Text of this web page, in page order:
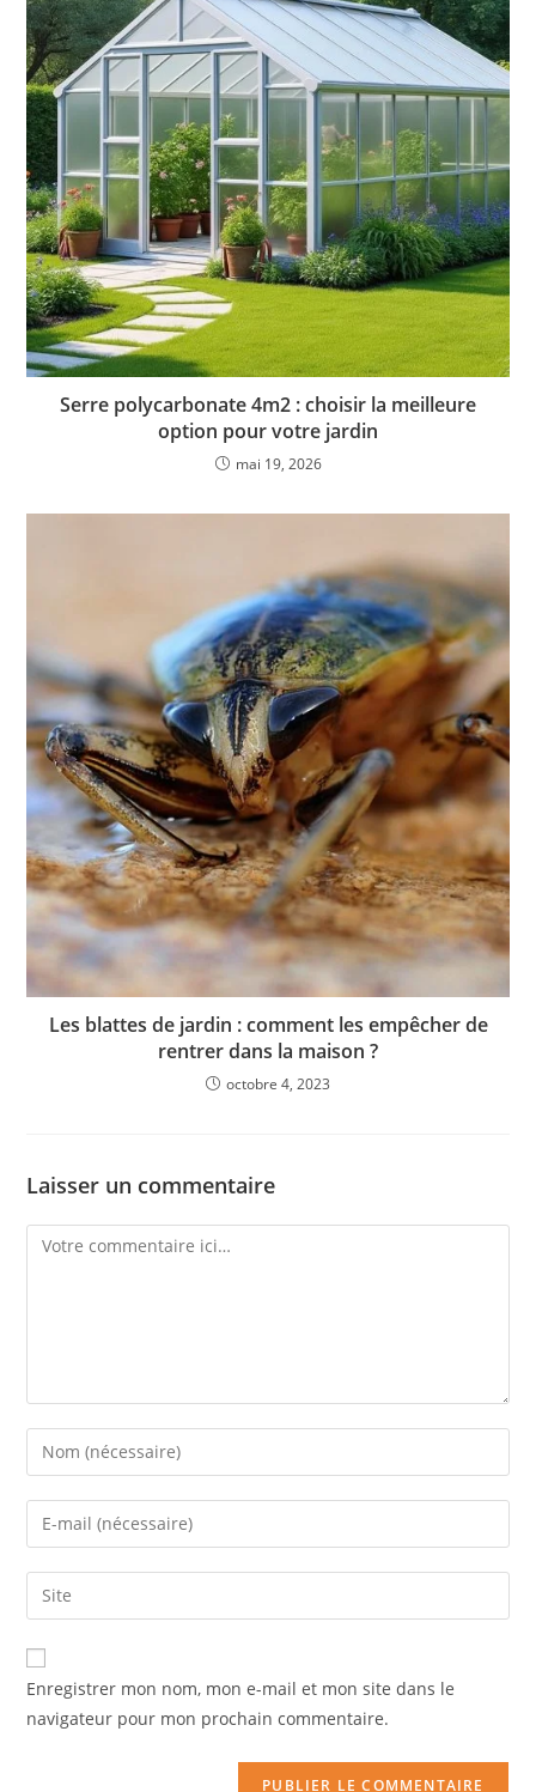
Serre polycarbonate 4m2 : choisir la meilleure
option pour votre jardin
mai 19, 2026
Les blattes de jardin : comment les empêcher de
rentrer dans la maison ?
octobre 4, 2023
Laisser un commentaire
Enregistrer mon nom, mon e-mail et mon site dans le
navigateur pour mon prochain commentaire.